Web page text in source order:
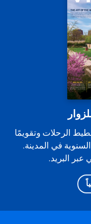
الرحلات وتقويمًا
في المدينة.
عبر البريد.